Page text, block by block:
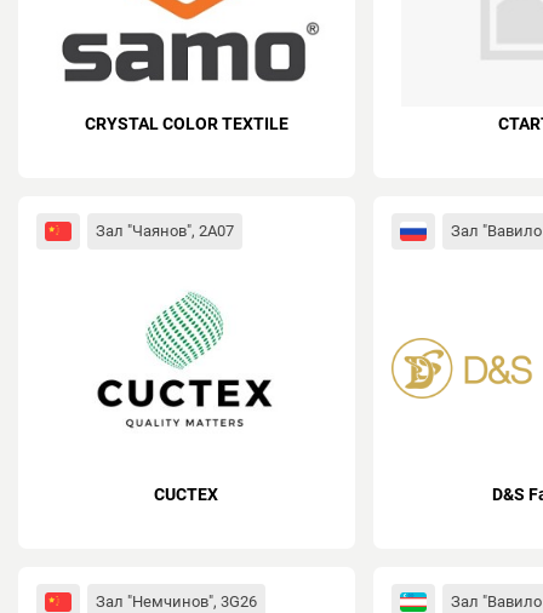
CRYSTAL COLOR TEXTILE
Зал "Чаянов", 2A07
CUCTEX
Зал
D&S
Зал "Немчинов", 3G26 Зал